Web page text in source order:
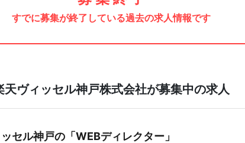
すでに募集が終了している過去の求人情報です
天ヴィッセル神戸株式会社が募集中の求人
セル神戸の「WEBディレクター」